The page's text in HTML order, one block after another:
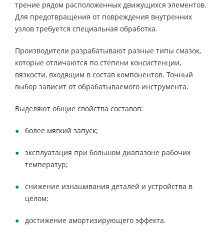
трение рядом расположенных движущихся элементов.
Для предотвращения от повреждения внутренних
узлов требуется специальная обработка.
Производители разрабатывают разные типы смазок,
которые отличаются по степени консистенции,
вязкости, входящим в состав компонентов. Точный
выбор зависит от обрабатываемого инструмента.
Выделяют общие свойства составов:
более мягкий запуск;
эксплуатация при большом диапазоне рабочих
температур;
снижение изнашивания деталей и устройства в
целом;
достижение амортизирующего эффекта.